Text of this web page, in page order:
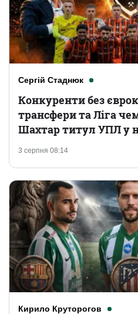
Сергій Стаднюк
3 серпня 08:14
Конкуренти без
трансфери та Ліга
Шахтар титул УПЛ у
Кирило Круторогов